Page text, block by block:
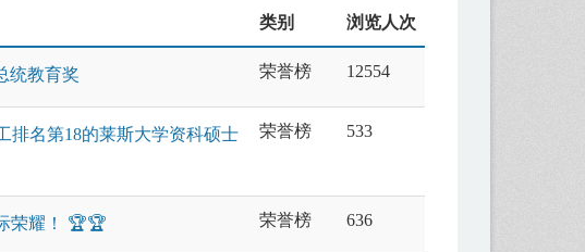
类别 浏览人次
统教育奖 荣誉榜 12554
排名第18的莱斯大学资科硕士 荣誉榜 533
荣耀！ 🏆🏆 荣誉榜 636